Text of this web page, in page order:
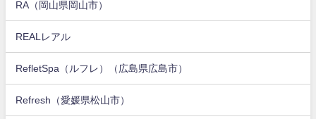
RA（岡山県岡山市）
REALレアル
RefletSpa（ルフレ）（広島県広島市）
Refresh（愛媛県松山市）